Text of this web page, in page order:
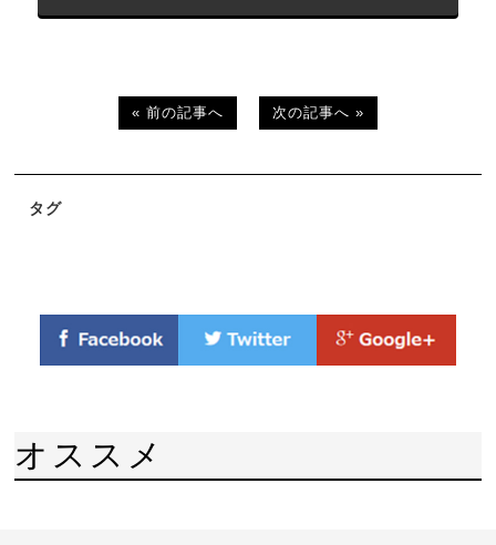
« 前の記事へ 次の記事へ »
タグ
オススメ